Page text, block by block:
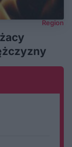
Region